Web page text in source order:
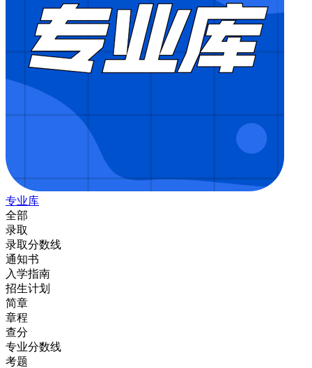
专业库
全部
录取
录取分数线
通知书
入学指南
招生计划
简章
章程
查分
专业分数线
考题